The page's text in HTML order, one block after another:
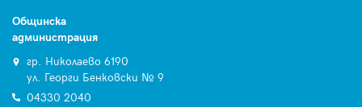
Общинска
администрация
гр. Николаево 6190
ул. Георги Бенковски № 9
04330 2040